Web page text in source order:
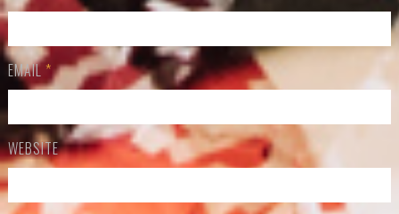
EMAIL *
WEBSITE